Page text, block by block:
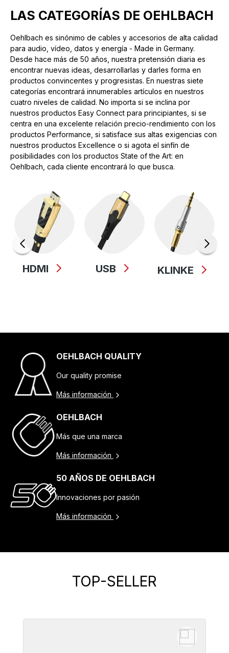
LAS CATEGORÍAS DE OEHLBACH
Oehlbach es sinónimo de cables y accesorios de alta calidad
para audio, vídeo, datos y energía - Made in Germany.
Desde hace más de 50 años, nuestra pretensión diaria es
encontrar nuevas ideas, desarrollarlas y darles forma en
productos convincentes y progresistas. En nuestras siete
categorías encontrará innumerables artículos en nuestros
cuatro niveles de calidad. No importa si se inclina por
nuestros productos Easy Connect para principiantes, si se
centra en una excelente relación precio-rendimiento con los
productos Performance, si satisface sus altas exigencias con
nuestros productos Excellence o si agota el sinfín de
posibilidades con los productos State of the Art: en
Oehlbach, cada cliente encontrará lo que busca.
HDMI USB KLINKE
OEHLBACH QUALITY
Our quality promise
Más información
OEHLBACH
Más que una marca
Más información
50 AÑOS DE OEHLBACH
Innovaciones por pasión
Más información
Omitir la galería de productos
TOP-SELLER